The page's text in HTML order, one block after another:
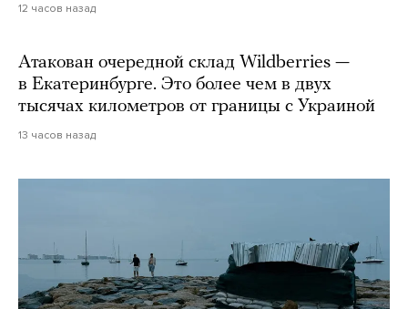
12 часов назад
Атакован очередной склад Wildberries —
в Екатеринбурге. Это более чем в двух
тысячах километров от границы с Украиной
13 часов назад